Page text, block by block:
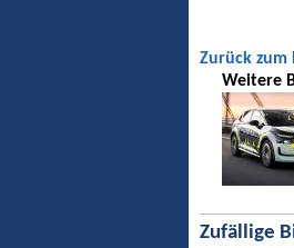
Zurück zum
Weitere
Zufällige